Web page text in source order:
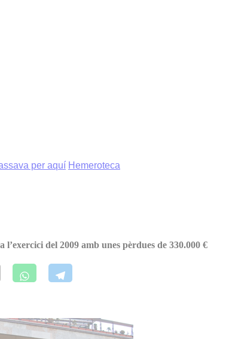
per aquí Hemeroteca
del 2009 amb unes pèrdues de 330.000 €